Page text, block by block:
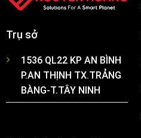
Trụ sở
1536 QL22 KP AN BÌNH
P.AN THỊNH TX.TRẢNG
BÀNG-T.TÂY NINH